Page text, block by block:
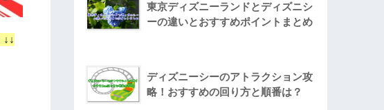
↓↓
東京ディズニーランドとディズニシ
ーの違いとおすすめポイントまとめ
ディズニーシーのアトラクション攻
略！おすすめの回り方と順番は？